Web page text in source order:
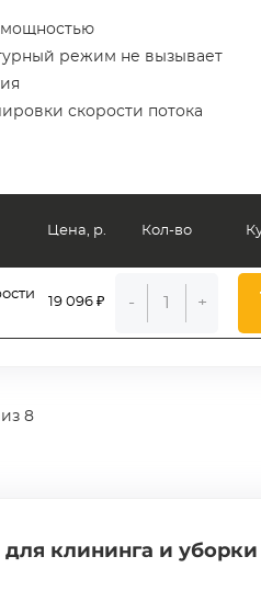
мощностью
режим не вызывает
скорости потока
Цена, р.
19 096 ₽
Кол-во
- +
8
клининга и уборки